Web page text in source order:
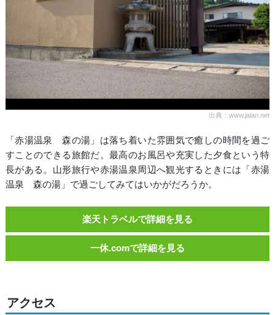
出典：www.jalan.net
「赤湯温泉 森の湯」は落ち着いた雰囲気で癒しの時間を過ご
すことのできる旅館だ。最高のお風呂や充実した夕食という特
長がある。山形旅行や赤湯温泉周辺へ観光するときには「赤湯
温泉 森の湯」で過ごしてみてはいかがだろうか。
楽天トラベルで詳細を見る
一休.comで詳細を見る
アクセス